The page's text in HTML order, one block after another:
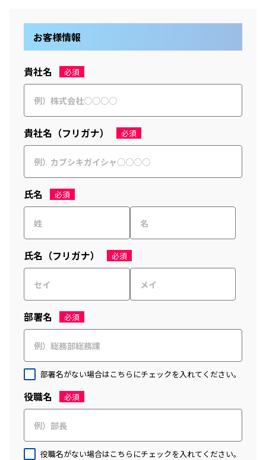
お客様情報
貴社名 必須
貴社名（フリガナ） 必須
氏名 必須
氏名（フリガナ） 必須
部署名 必須
部署名がない場合はこちらにチェックを入れてください。
役職名 必須
役職名がない場合はこちらにチェックを入れてください。